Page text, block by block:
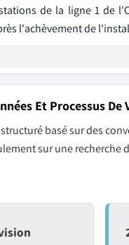
de la ligne 1 de
l'achèvement de
Et Processus De
basé sur des
sur une recherche